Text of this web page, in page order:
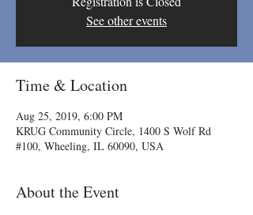
See other events
Time & Location
Aug 25, 2019, 6:00 PM
KRUG Community Circle, 1400 S Wolf Rd
#100, Wheeling, IL 60090, USA
About the Event